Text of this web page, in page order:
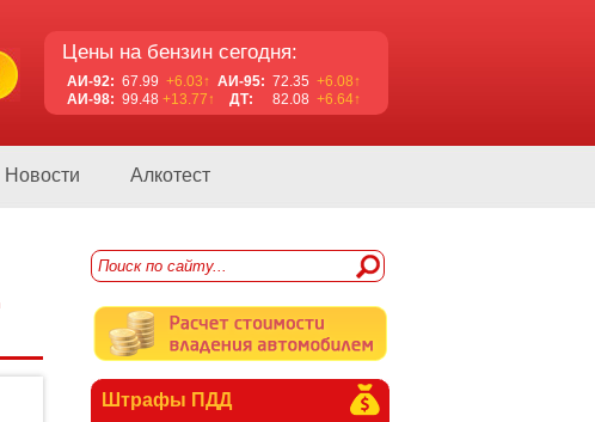
Цены на бензин сегодня:
АИ-92: 67.99 +6.03↑ АИ-95: 72.35 +6.08↑
АИ-98: 99.48 +13.77↑ ДТ: 82.08 +6.64↑
Новости Алкотест
Штрафы ПДД